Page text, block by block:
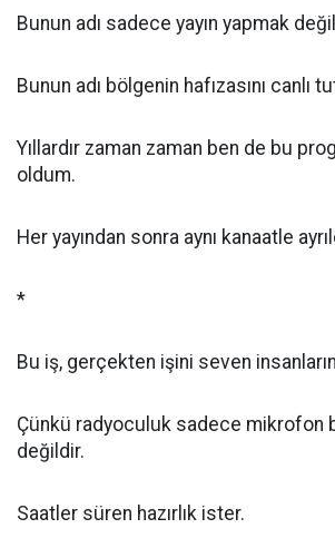
Bunun adı sadece yayın yapmak
Bunun adı bölgenin hafızasını canlı
Yıllardır zaman zaman ben de bu
oldum.
Her yayından sonra aynı kanaatle
*
Bu iş, gerçekten işini seven
Çünkü radyoculuk sadece mikrofon
değildir.
Saatler süren hazırlık ister.